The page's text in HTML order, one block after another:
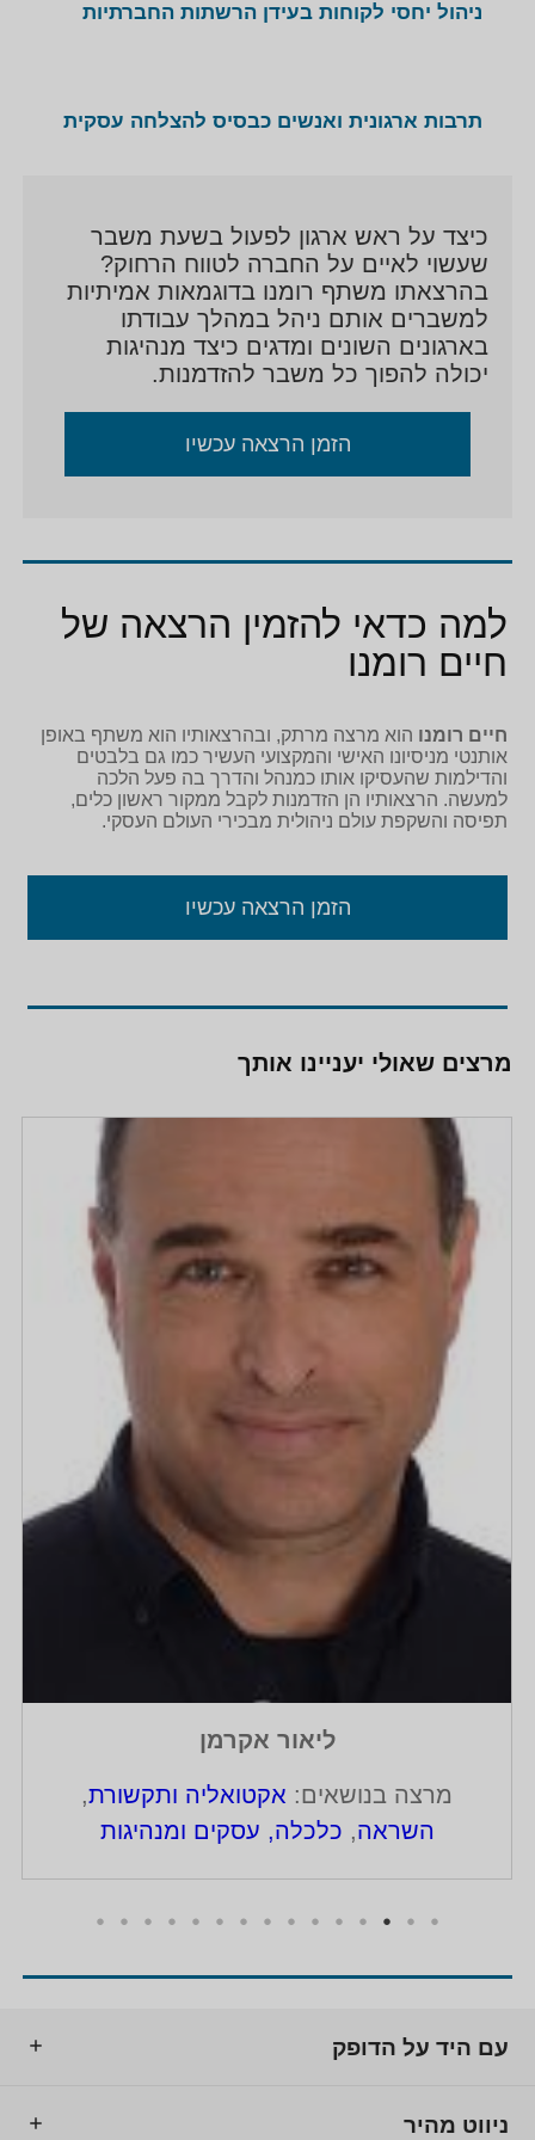
– 012 , אתגרי הניהול באל-על כחברה שעברה שינוי
ניהול יחסי לקוחות בעידן הרשתות החברתיות
תרבות ארגונית ואנשים כבסיס להצלחה עסקית
כיצד על ראש ארגון לפעול בשעת משבר
שעשוי לאיים על החברה לטווח הרחוק?
בהרצאתו משתף רומנו בדוגמאות אמיתיות
למשברים אותם ניהל במהלך עבודתו
בארגונים השונים ומדגים כיצד מנהיגות
יכולה להפוך כל משבר להזדמנות.
הזמן הרצאה עכשיו
למה כדאי להזמין הרצאה של
חיים רומנו
חיים רומנו הוא מרצה מרתק, ובהרצאותיו הוא משתף באופן
אותנטי מניסיונו האישי והמקצועי העשיר כמו גם בלבטים
והדילמות שהעסיקו אותו כמנהל והדרך בה פעל הלכה
למעשה. הרצאותיו הן הזדמנות לקבל ממקור ראשון כלים,
תפיסה והשקפת עולם ניהולית מבכירי העולם העסקי.
הזמן הרצאה עכשיו
מרצים שאולי יעניינו אותך
ליאור אקרמן
מרצה בנושאים: אקטואליה ותקשורת,
השראה, כלכלה, עסקים ומנהיגות
עם היד על הדופק
ניווט מהיר